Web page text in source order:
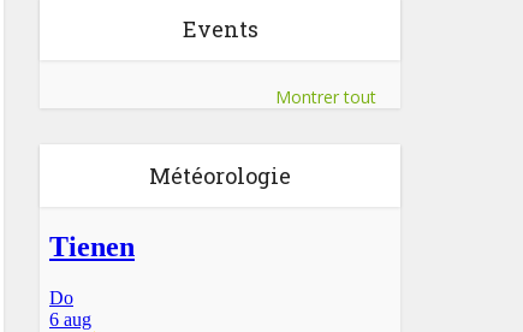
Events
Montrer tout
Météorologie